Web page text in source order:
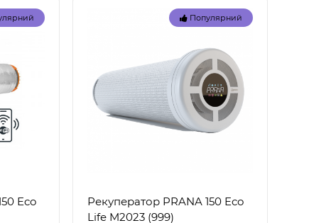
Eco
Популярний
Рекуператор PRANA 150 Eco
Life M2023 (999)